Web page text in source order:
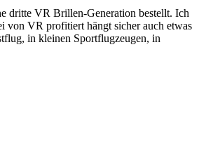
dritte VR Brillen-Generation bestellt. Ich
von VR profitiert hängt sicher auch etwas
in kleinen Sportflugzeugen, in